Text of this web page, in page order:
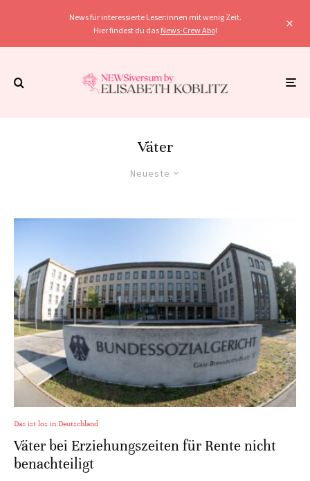
News für interessierte Leser:innen mit wenig Zeit.
Hier findest du das News-Crew Abo!
Väter
Neueste
Das ist los in Deutschland
Väter bei Erziehungszeiten für Rente nicht
benachteiligt